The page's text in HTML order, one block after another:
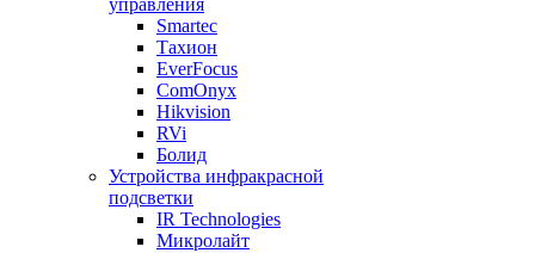
управления
Smartec
Тахион
EverFocus
ComOnyx
Hikvision
RVi
Болид
Устройства инфракрасной
подсветки
IR Technologies
Микролайт